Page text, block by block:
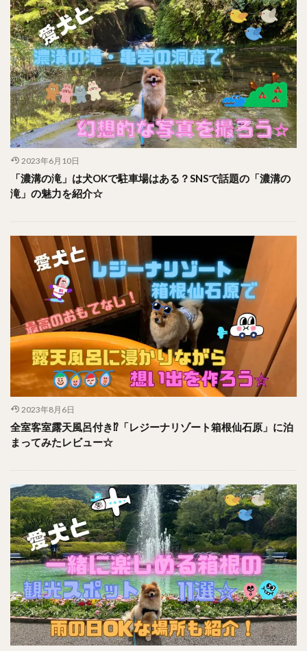
2023年6月10日
「濃溝の滝」は犬OKで駐車場はある？SNSで話題の「濃溝の
滝」の魅力を紹介☆
2023年8月6日
全室客室露天風呂付き⁉︎「レジーナリゾート箱根仙石原」に泊
まってみたレビュー☆